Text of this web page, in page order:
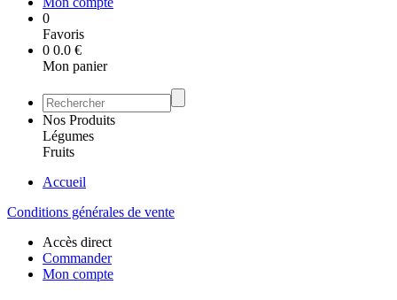
0
Favoris
0 0.0 €
Mon panier
Nos Produits
Légumes
Fruits
Accueil
Conditions générales de vente
Accès direct
Commander
Mon compte